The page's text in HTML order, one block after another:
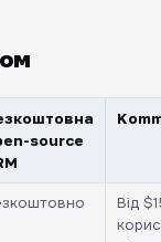
source
Від